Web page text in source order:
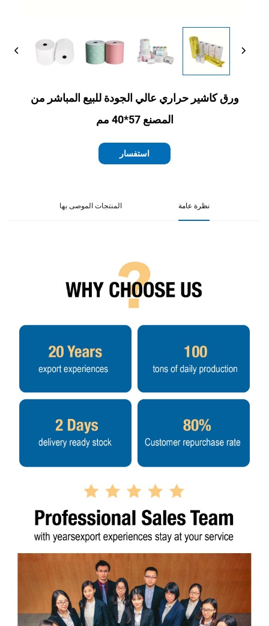
ورق كاشير حراري عالي الجودة للبيع المباشر من
المصنع 57*40 مم
استفسار
نظرة عامة المنتجات الموصى بها